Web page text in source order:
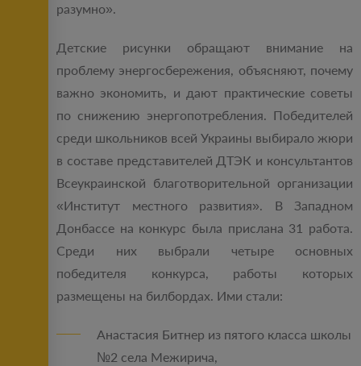
разумно».
Детские рисунки обращают внимание на
проблему энергосбережения, объясняют, почему
важно экономить, и дают практические советы
по снижению энергопотребления. Победителей
среди школьников всей Украины выбирало жюри
в составе представителей ДТЭК и консультантов
Всеукраинской благотворительной организации
«Институт местного развития». В Западном
Донбассе на конкурс была прислана 31 работа.
Среди них выбрали четыре основных
победителя конкурса, работы которых
размещены на билбордах. Ими стали:
Анастасия Битнер из пятого класса школы
№2 села Межирича,